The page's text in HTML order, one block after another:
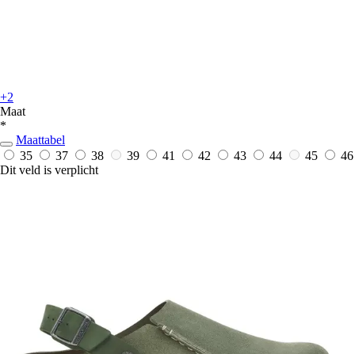
+2
Maat
*
Maattabel
35
37 38 39 41 42 43 44 45
46
Dit veld is verplicht